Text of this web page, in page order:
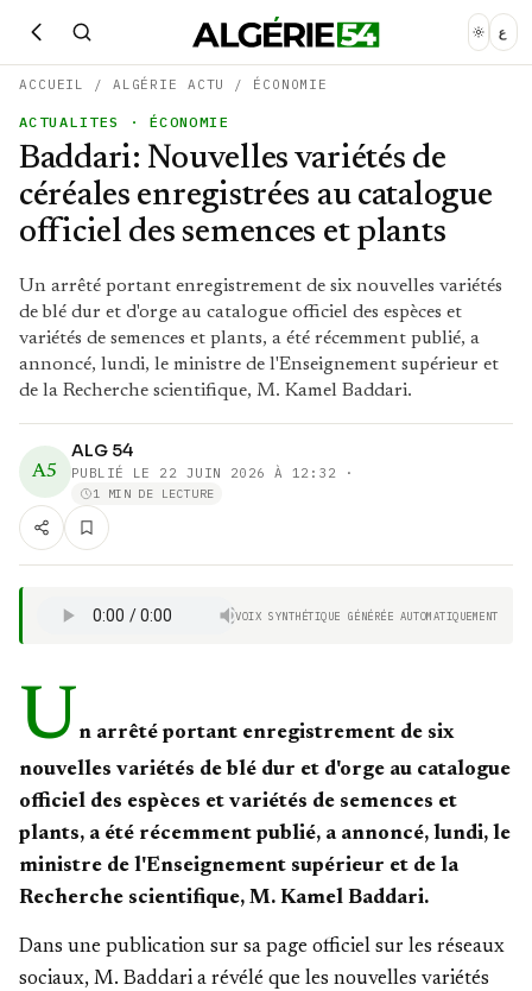
ع
ACCUEIL / ALGÉRIE ACTU / ÉCONOMIE
ACTUALITES · ÉCONOMIE
Baddari: Nouvelles variétés de
céréales enregistrées au catalogue
officiel des semences et plants
Un arrêté portant enregistrement de six nouvelles variétés
de blé dur et d'orge au catalogue officiel des espèces et
variétés de semences et plants, a été récemment publié, a
annoncé, lundi, le ministre de l'Enseignement supérieur et
de la Recherche scientifique, M. Kamel Baddari.
A5
ALG 54
PUBLIÉ LE 22 JUIN 2026 À 12:32 ·
1 MIN DE LECTURE
VOIX SYNTHÉTIQUE GÉNÉRÉE AUTOMATIQUEMENT
U n arrêté portant enregistrement de six
nouvelles variétés de blé dur et d'orge au catalogue
officiel des espèces et variétés de semences et
plants, a été récemment publié, a annoncé, lundi, le
ministre de l'Enseignement supérieur et de la
Recherche scientifique, M. Kamel Baddari.
Dans une publication sur sa page officiel sur les réseaux
sociaux, M. Baddari a révélé que les nouvelles variétés